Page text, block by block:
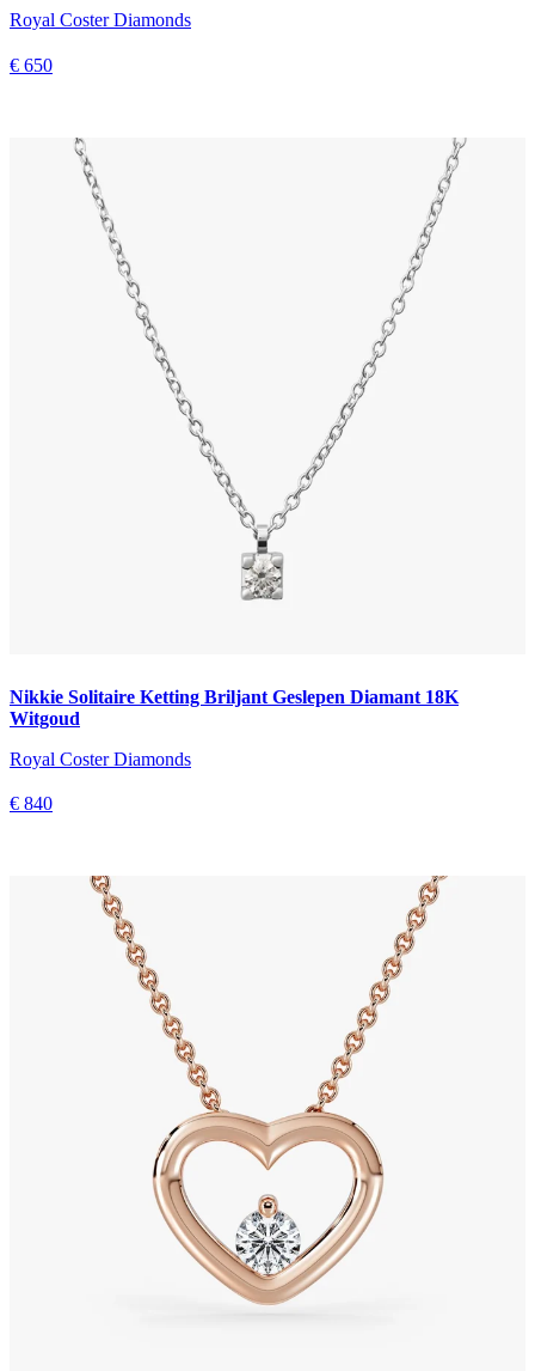
Royal Coster Diamonds
€ 650
Nikkie Solitaire Ketting Briljant Geslepen Diamant 18K
Witgoud
Royal Coster Diamonds
€ 840